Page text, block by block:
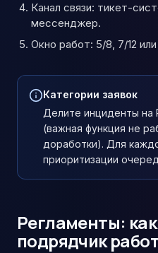
Канал связи: тикет-
мессенджер.
Окно работ: 5/8, 7/12
Категории заявок
Делите инциденты на
(важная функция не
доработки). Для
приоритизации
Регламенты:
подрядчик